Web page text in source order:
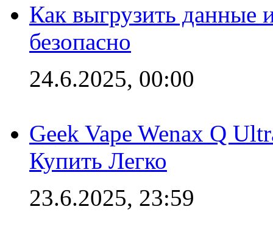
Как выгрузить данные
безопасно
24.6.2025, 00:00
Geek Vape Wenax Q
Купить Легко
23.6.2025, 23:59